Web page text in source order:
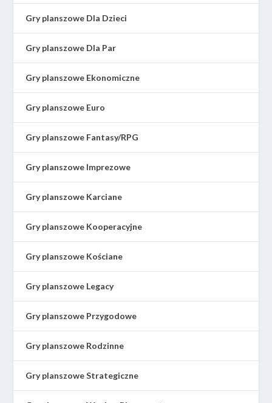
Gry planszowe Dla Dzieci
Gry planszowe Dla Par
Gry planszowe Ekonomiczne
Gry planszowe Euro
Gry planszowe Fantasy/RPG
Gry planszowe Imprezowe
Gry planszowe Karciane
Gry planszowe Kooperacyjne
Gry planszowe Kościane
Gry planszowe Legacy
Gry planszowe Przygodowe
Gry planszowe Rodzinne
Gry planszowe Strategiczne